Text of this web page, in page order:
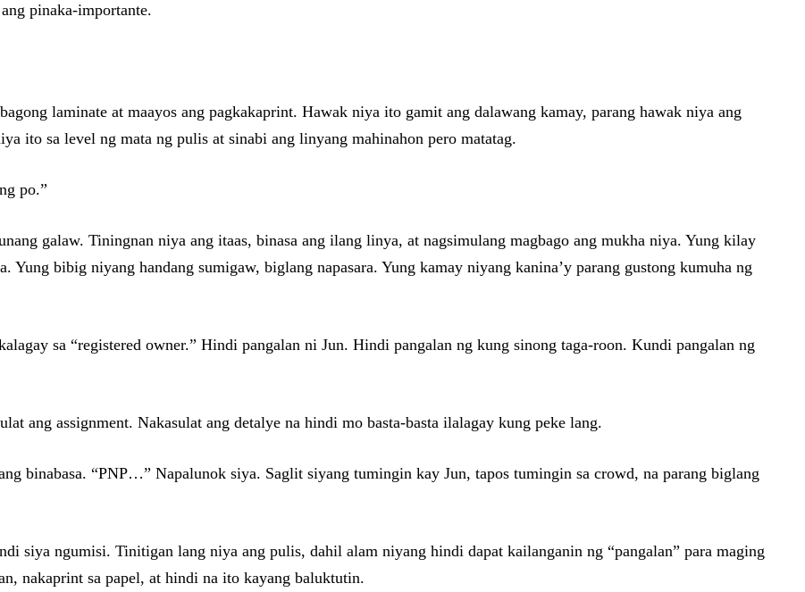
pinaka-importante.
laminate at maayos ang pagkakaprint. Hawak niya ito gamit ang dalawang kamay, parang hawak niya ang
ito sa level ng mata ng pulis at sinabi ang linyang mahinahon pero matatag.
po.”
galaw. Tiningnan niya ang itaas, binasa ang ilang linya, at nagsimulang magbago ang mukha niya. Yung kilay
Yung bibig niyang handang sumigaw, biglang napasara. Yung kamay niyang kanina’y parang gustong kumuha ng
sa “registered owner.” Hindi pangalan ni Jun. Hindi pangalan ng kung sinong taga-roon. Kundi pangalan ng
ang assignment. Nakasulat ang detalye na hindi mo basta-basta ilalagay kung peke lang.
binabasa. “PNP…” Napalunok siya. Saglit siyang tumingin kay Jun, tapos tumingin sa crowd, na parang biglang
siya ngumisi. Tinitigan lang niya ang pulis, dahil alam niyang hindi dapat kailanganin ng “pangalan” para maging
nakaprint sa papel, at hindi na ito kayang baluktutin.